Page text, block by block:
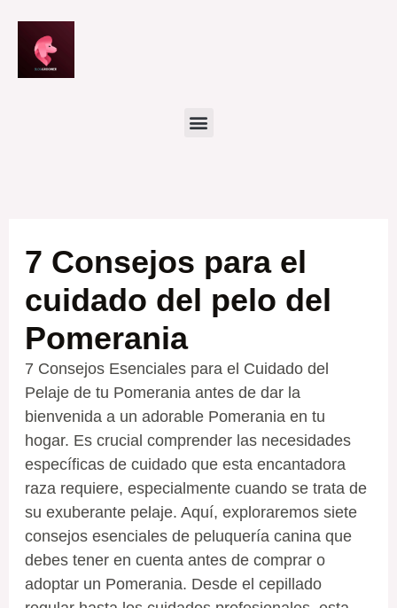
contenido
7 Consejos para el
cuidado del pelo del
Pomerania
7 Consejos Esenciales para el Cuidado del
Pelaje de tu Pomerania antes de dar la
bienvenida a un adorable Pomerania en tu
hogar. Es crucial comprender las necesidades
específicas de cuidado que esta encantadora
raza requiere, especialmente cuando se trata de
su exuberante pelaje. Aquí, exploraremos siete
consejos esenciales de peluquería canina que
debes tener en cuenta antes de comprar o
adoptar un Pomerania. Desde el cepillado